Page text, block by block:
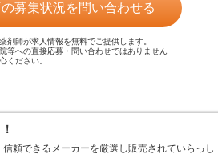
募集状況を問い合わせる
剤師が求人情報を無料でご提供します。
等への直接応募・問い合わせではありません
ください。
頼できるメーカーを厳選し販売されていらっし